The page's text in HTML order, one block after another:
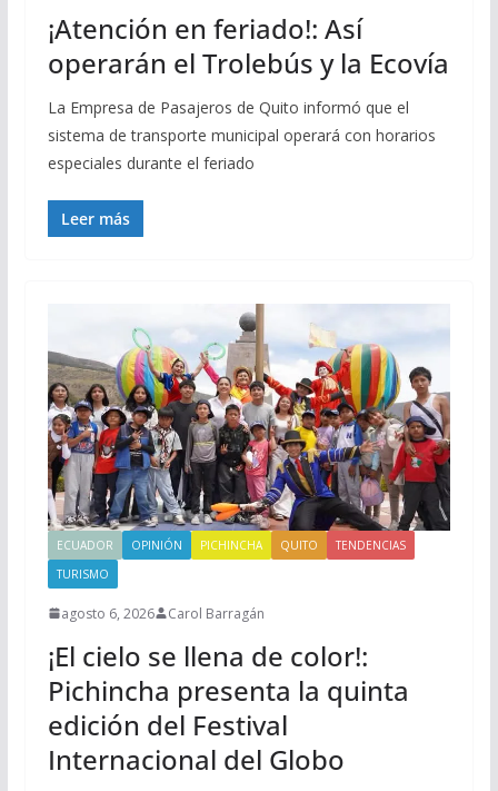
¡Atención en feriado!: Así
operarán el Trolebús y la Ecovía
La Empresa de Pasajeros de Quito informó que el
sistema de transporte municipal operará con horarios
especiales durante el feriado
Leer más
ECUADOR OPINIÓN PICHINCHA QUITO
TENDENCIAS
TURISMO
agosto 6, 2026 Carol Barragán
¡El cielo se llena de color!:
Pichincha presenta la quinta
edición del Festival
Internacional del Globo